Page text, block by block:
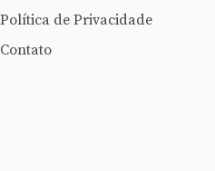
Política de Privacidade
Contato